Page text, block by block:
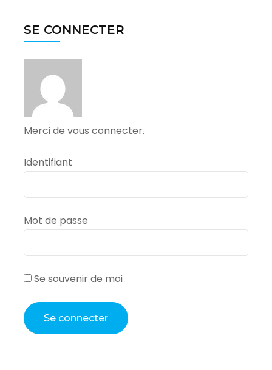
SE CONNECTER
Merci de vous connecter.
Identifiant
Mot de passe
Se souvenir de moi